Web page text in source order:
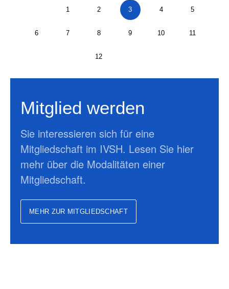
1 2 3 4 5
6 7 8 9 10 11
12
Mitglied werden
Sie interessieren sich für eine
Mitgliedschaft im IVSH. Lesen Sie hier
mehr über die Modalitäten einer
Mitgliedschaft.
MEHR ZUR MITGLIEDSCHAFT